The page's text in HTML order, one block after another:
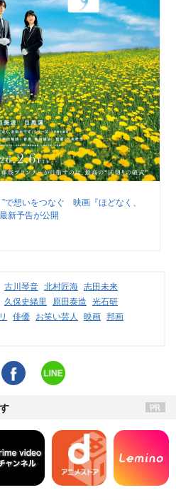
で想いをつなぐ 映画『ほどなく、
新予告が公開
古川琴音 北村匠海 志田未来
久保史緒里 原田泰造 光石研
俳優 お笑い芸人 映画 邦画